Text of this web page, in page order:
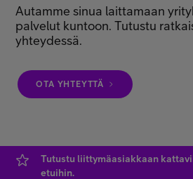
Minun Telia Yrityksille
Autamme sinua laittamaan
palvelut kuntoon. Tutustu
yhteydessä.
OTA YHTEYTTÄ
Tutustu liittymäasiakkaan
etuihin.